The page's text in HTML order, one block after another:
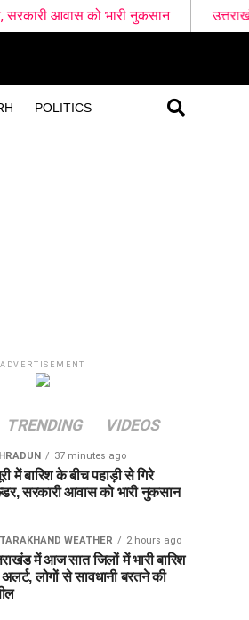
POLITICS
नुकसान उत्तराखंड में आज सात जिलों
ADVERTISEMENT
TRENDING VIDEOS
37 minutes ago
में बारिश के बीच पहाड़ी से गिरे
सरकारी आवास को भारी नुकसान
WEATHER 2 hours ago
में आज सात जिलों में भारी बारिश
लोगों से सावधानी बरतने की